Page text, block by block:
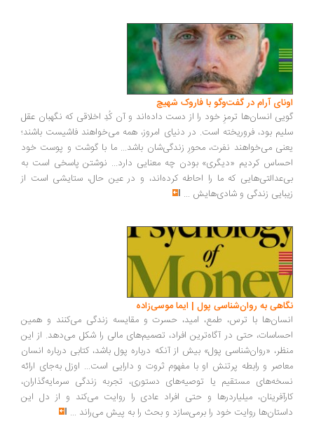
آرام در گفت‌وگو با فاروک شهیچ‭
انسان‌ها ترمزِ خود را از دست داده‌اند و آن کُدِ اخلاقی که نگهبان عقل
بود، فروریخته است. در دنیای امروز، همه می‌خواهند فاشیست باشند؛
می‌خواهند نفرت، محورِ زندگی‌شان باشد... ما با گوشت و پوست خود
کردیم «دیگری» بودن چه معنایی دارد... نوشتن پاسخی است به
که ما را احاطه کرده‌اند، و در عین حال، ستایشی است از
زندگی و شادی‌هایش...
به روان‌شناسی پول | ایما موسی‌زاده
با ترس، طمع، امید، حسرت و مقایسه زندگی می‌کنند و همین
حتی در آگاه‌ترین افراد، تصمیم‌های مالی را شکل می‌دهد. از این
«روان‌شناسی پول» بیش از آنکه درباره پول باشد، کتابی درباره انسان
و رابطه پرتنش او با مفهوم ثروت و دارایی است... اوزل به‌جای ارائه
مستقیم یا توصیه‌های دستوری، تجربه زندگی سرمایه‌گذاران،
میلیاردرها و حتی افراد عادی را روایت می‌کند و از دل این
روایت خود را برمی‌سازد و بحث را به پیش می‌راند ...